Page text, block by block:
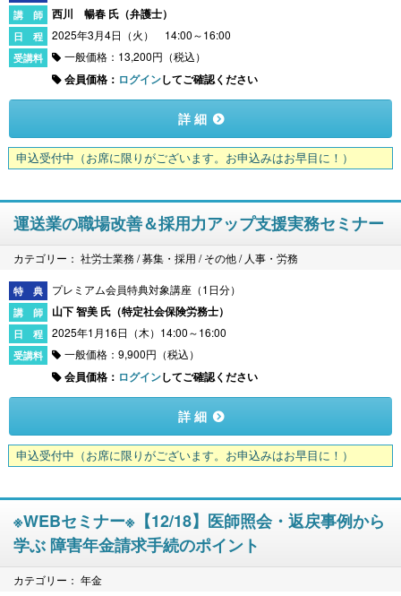
西川 暢春 氏（弁護士）
2025年3月4日（火） 14:00～16:00
一般価格：13,200円（税込）
会員価格： ログインしてご確認ください
詳 細
申込受付中 （お席に限りがございます。お申込みはお早目に！）
運送業の職場改善＆採用力アップ支援実務セミナー
カテゴリー： 社労士業務 / 募集・採用 / その他 / 人事・労務
プレミアム会員特典対象講座（1日分）
山下 智美 氏（特定社会保険労務士）
2025年1月16日（木）14:00～16:00
一般価格：9,900円（税込）
会員価格： ログインしてご確認ください
詳 細
申込受付中 （お席に限りがございます。お申込みはお早目に！）
※WEBセミナー※【12/18】医師照会・返戻事例から
学ぶ 障害年金請求手続のポイント
カテゴリー： 年金